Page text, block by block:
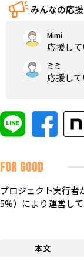
みんなの応
Mimi
応援して
ミミ
応援して
FOR GOOD
プロジェクト実行者
5%）により運営して
本文